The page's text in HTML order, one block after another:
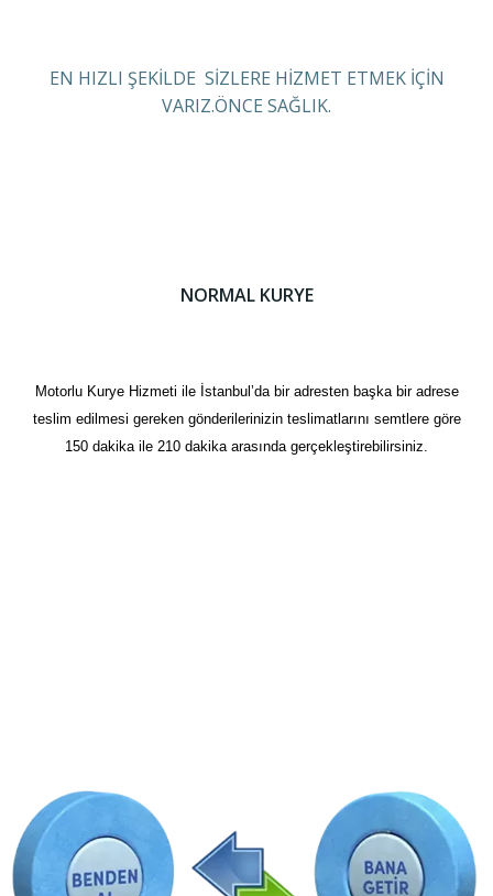
EN HIZLI ŞEKİLDE SİZLERE HİZMET ETMEK İÇİN
VARIZ.ÖNCE SAĞLIK.
NORMAL KURYE
Motorlu Kurye Hizmeti ile İstanbul’da bir adresten başka bir adrese
teslim edilmesi gereken gönderilerinizin teslimatlarını semtlere göre
150 dakika ile 210 dakika arasında gerçekleştirebilirsiniz.